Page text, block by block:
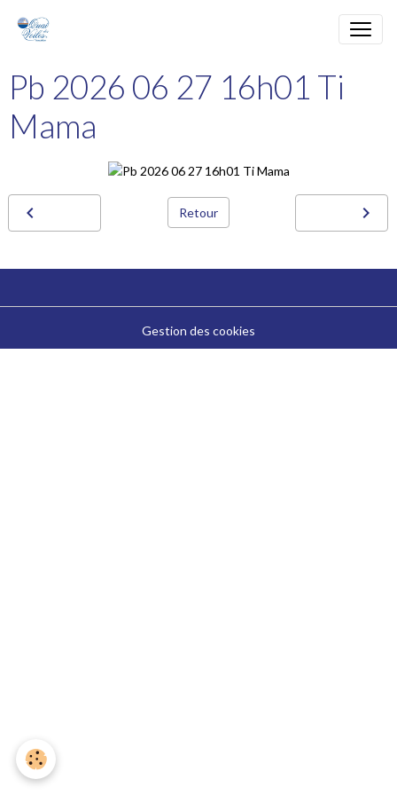
Pb 2026 06 27 16h01 Ti
Mama
Retour
Gestion des cookies